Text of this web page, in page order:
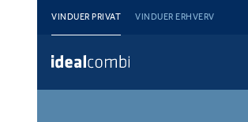
VINDUER PRIVAT VINDUER ERHVERV